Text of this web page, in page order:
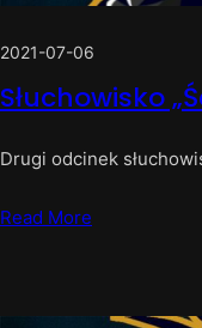
2021-07-06
Słuchowisko
Drugi odcinek
Read More